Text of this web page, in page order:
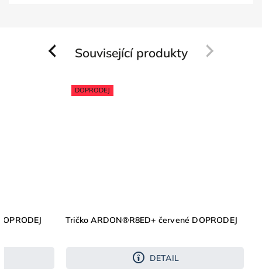
Související produkty
Previous
DOPRODEJ
Tričko ARDON®R8ED+ červené DOPRODEJ
DETAIL
Next